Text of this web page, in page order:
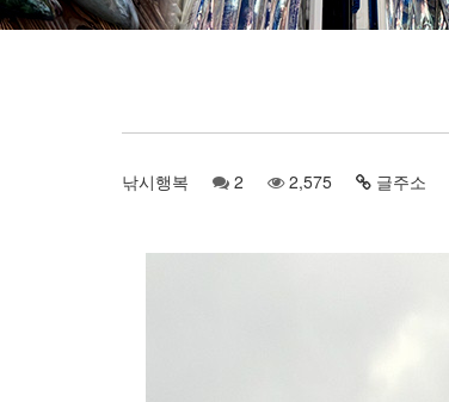
낚시행복 2 2,575 글주소